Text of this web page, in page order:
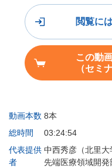
動画本数 8本
総時間
03:24:54
代表提供
者
中西秀彦（北里
先端医療領域開発
閲覧に
この動
（セミ